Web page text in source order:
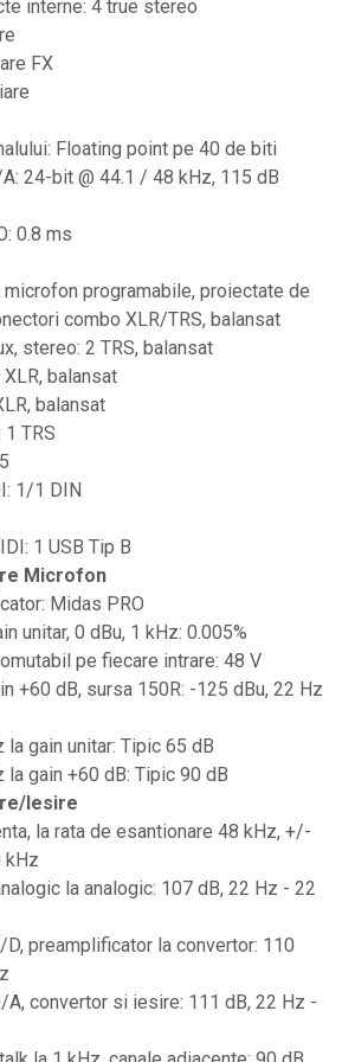
urechi
interne: 4 true stereo
FX
Floating point pe 40 de biti
24-bit @ 44.1 / 48 kHz, 115 dB
0.8 ms
programabile, proiectate de
combo XLR/TRS, balansat
stereo: 2 TRS, balansat
balansat
balansat
TRS
1/1 DIN
1 USB Tip B
Microfon
Midas PRO
unitar, 0 dBu, 1 kHz: 0.005%
pe fiecare intrare: 48 V
+60 dB, sursa 150R: -125 dBu, 22 Hz
la gain unitar: Tipic 65 dB
la gain +60 dB: Tipic 90 dB
Iesire
la rata de esantionare 48 kHz, +/-
kHz
la analogic: 107 dB, 22 Hz - 22
preamplificator la convertor: 110
A, convertor si iesire: 111 dB, 22 Hz -